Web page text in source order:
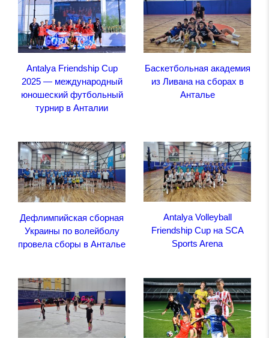
Antalya Friendship Cup
2025 — международный
юношеский футбольный
турнир в Анталии
Баскетбольная академия
из Ливана на сборах в
Анталье
Дефлимпийская сборная
Украины по волейболу
провела сборы в Анталье
Antalya Volleyball
Friendship Cup на SCA
Sports Arena